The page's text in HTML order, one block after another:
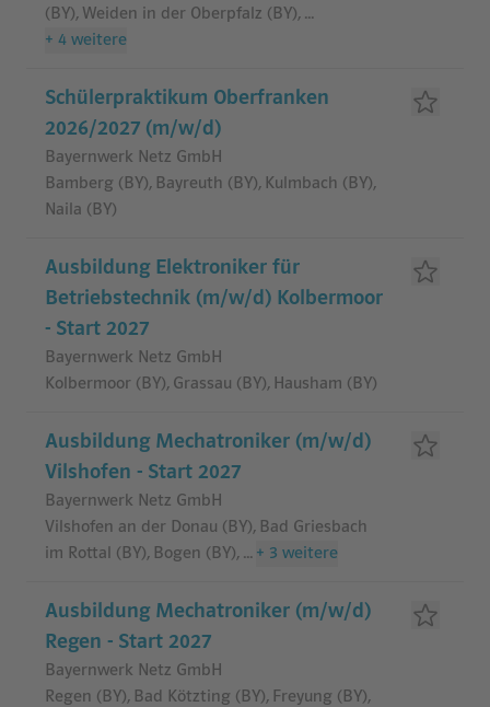
(BY), Weiden in der Oberpfalz (BY), ...
+ 4 weitere
Schülerpraktikum Oberfranken
2026/2027 (m/w/d)
Bayernwerk Netz GmbH
Bamberg (BY), Bayreuth (BY), Kulmbach (BY),
Naila (BY)
Ausbildung Elektroniker für
Betriebstechnik (m/w/d) Kolbermoor
- Start 2027
Bayernwerk Netz GmbH
Kolbermoor (BY), Grassau (BY), Hausham (BY)
Ausbildung Mechatroniker (m/w/d)
Vilshofen - Start 2027
Bayernwerk Netz GmbH
Vilshofen an der Donau (BY), Bad Griesbach
im Rottal (BY), Bogen (BY), ... + 3 weitere
Ausbildung Mechatroniker (m/w/d)
Regen - Start 2027
Bayernwerk Netz GmbH
Regen (BY), Bad Kötzting (BY), Freyung (BY),